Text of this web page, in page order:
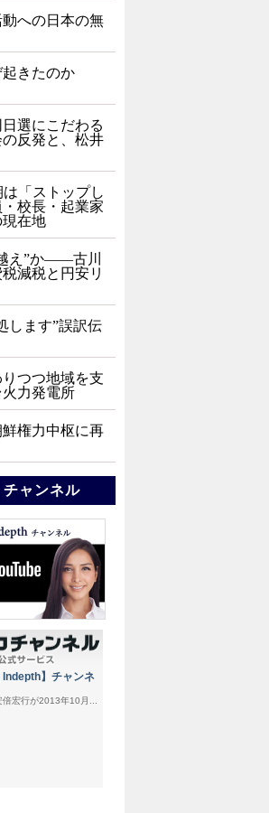
への日本の無
きたのか
選にこだわる
反発と、松井
「ストップし
校長・起業家
在地
え”か――古川
減税と円安リ
します”誤訳伝
つつ地域を支
力発電所
権力中枢に再
ャンネル